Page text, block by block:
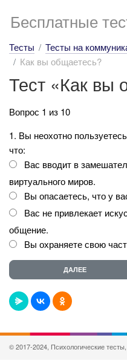
Бесплатные
Тесты
Тесты на
Как вы общаетесь?
Тест «Как вы
Вопрос 1 из 10
1. Вы неохотно
что:
Вас вводит в
виртуального миров.
Вы опасаетесь, что у
Вас не привлекает
общение.
Вы охраняете свою
© 2017-2024, Психологические